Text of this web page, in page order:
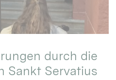
durch die
Sankt Servatius